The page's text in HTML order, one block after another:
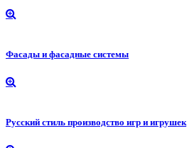
Фасады и фасадные системы
Русский стиль производство игр и игрушек